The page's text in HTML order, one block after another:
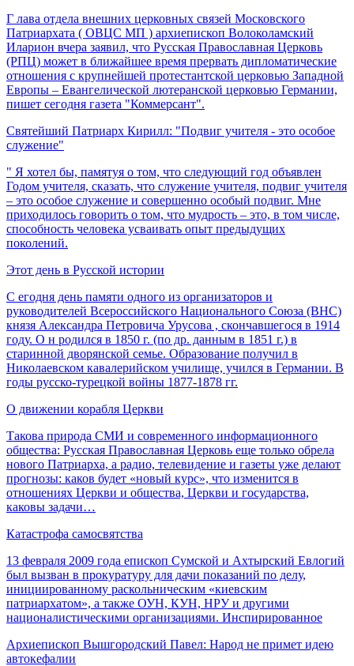
Г лава отдела внешних церковных связей Московского
Патриархата ( ОВЦС МП ) архиепископ Волоколамский
Иларион вчера заявил, что Русская Православная Церковь
(РПЦ) может в ближайшее время прервать дипломатические
отношения с крупнейшей протестантской церковью Западной
Европы – Евангелической лютеранской церковью Германии,
пишет сегодня газета "Коммерсант".
Святейший Патриарх Кирилл: "Подвиг учителя - это особое
служение"
" Я хотел бы, памятуя о том, что следующий год объявлен
Годом учителя, сказать, что служение учителя, подвиг учителя
– это особое служение и совершенно особый подвиг. Мне
приходилось говорить о том, что мудрость – это, в том числе,
способность человека усваивать опыт предыдущих
поколений.
Этот день в Русской истории
С егодня день памяти одного из организаторов и
руководителей Всероссийского Национального Союза (ВНС)
князя Александра Петровича Урусова , cкончавшегося в 1914
году. О н родился в 1850 г. (по др. данным в 1851 г.) в
старинной дворянской семье. Образование получил в
Николаевском кавалерийском училище, учился в Германии. В
годы русско-турецкой войны 1877-1878 гг.
О движении корабля Церкви
Такова природа СМИ и современного информационного
общества: Русская Православная Церковь еще только обрела
нового Патриарха, а радио, телевидение и газеты уже делают
прогнозы: каков будет «новый курс», что изменится в
отношениях Церкви и общества, Церкви и государства,
каковы задачи…
Катастрофа самосвятства
13 февраля 2009 года епископ Сумской и Ахтырский Евлогий
был вызван в прокуратуру для дачи показаний по делу,
инициированному раскольническим «киевским
патриархатом», а также ОУН, КУН, НРУ и другими
националистическими организациями. Инспирированное
Архиепископ Вышгородский Павел: Народ не примет идею
автокефалии